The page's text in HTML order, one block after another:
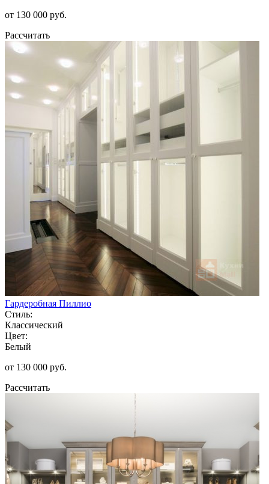
от 130 000 руб.
Рассчитать
Гардеробная Пиллио
Стиль:
Классический
Цвет:
Белый
от 130 000 руб.
Рассчитать